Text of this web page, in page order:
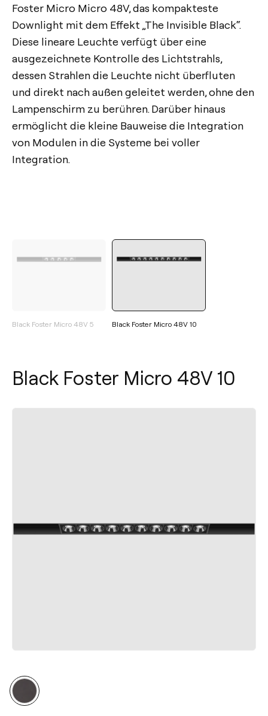
Foster Micro Micro 48V, das kompakteste
Downlight mit dem Effekt „The Invisible Black“.
Diese lineare Leuchte verfügt über eine
ausgezeichnete Kontrolle des Lichtstrahls,
dessen Strahlen die Leuchte nicht überfluten
und direkt nach außen geleitet werden, ohne den
Lampenschirm zu berühren. Darüber hinaus
ermöglicht die kleine Bauweise die Integration
von Modulen in die Systeme bei voller
Integration.
Black Foster Micro 48V 5 Black Foster Micro 48V 10
Black Foster Micro 48V 10